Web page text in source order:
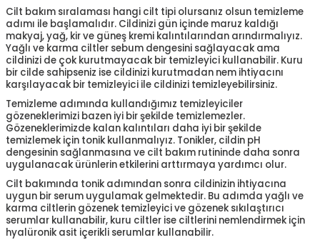
Cilt bakım sıralaması hangi cilt tipi olursanız olsun temizleme
adımı ile başlamalıdır. Cildinizi gün içinde maruz kaldığı
makyaj, yağ, kir ve güneş kremi kalıntılarından arındırmalıyız.
Yağlı ve karma ciltler sebum dengesini sağlayacak ama
cildinizi de çok kurutmayacak bir temizleyici kullanabilir. Kuru
bir cilde sahipseniz ise cildinizi kurutmadan nem ihtiyacını
karşılayacak bir temizleyici ile cildinizi temizleyebilirsiniz.
Temizleme adımında kullandığımız temizleyiciler
gözeneklerimizi bazen iyi bir şekilde temizlemezler.
Gözeneklerimizde kalan kalıntıları daha iyi bir şekilde
temizlemek için tonik kullanmalıyız. Tonikler, cildin pH
dengesinin sağlanmasına ve cilt bakım rutininde daha sonra
uygulanacak ürünlerin etkilerini arttırmaya yardımcı olur.
Cilt bakımında tonik adımından sonra cildinizin ihtiyacına
uygun bir serum uygulamak gelmektedir. Bu adımda yağlı ve
karma ciltlerin gözenek temizleyici ve gözenek sıkılaştırıcı
serumlar kullanabilir, kuru ciltler ise ciltlerini nemlendirmek için
hyalüronik asit içerikli serumlar kullanabilir.